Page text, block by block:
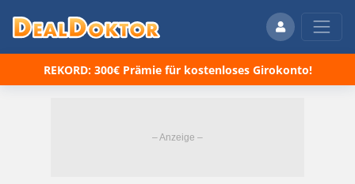
REKORD: 300€ Prämie für kostenloses Girokonto!